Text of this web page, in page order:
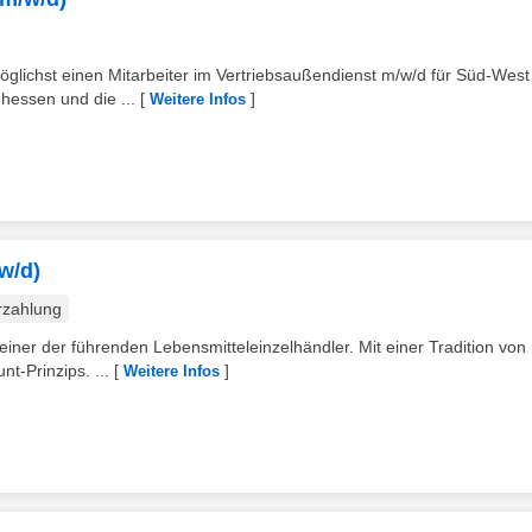
einen Mitarbeiter im Vertriebsaußendienst m/w/d für Süd-West
und die ...
[ Weitere Infos ]
d)
der führenden Lebensmitteleinzelhändler. Mit einer Tradition von
Prinzips. ...
[ Weitere Infos ]